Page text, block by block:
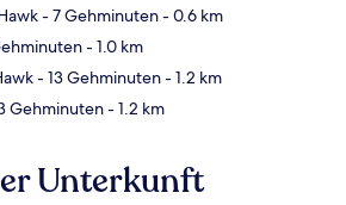
- 7 Gehminuten- 0.6 km
- 1.0 km
- 13 Gehminuten- 1.2 km
Gehminuten- 1.2 km
Unterkunft